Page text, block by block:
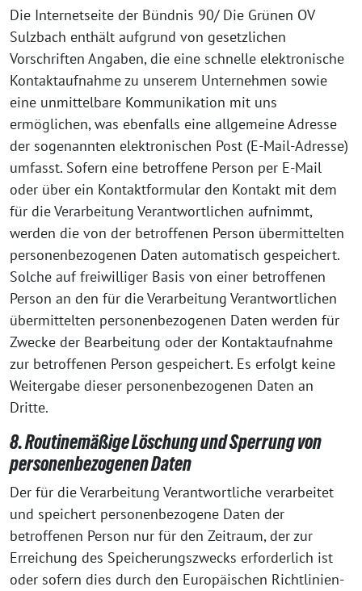
Die Internetseite der Bündnis 90/ Die Grünen OV
Sulzbach enthält aufgrund von gesetzlichen
Vorschriften Angaben, die eine schnelle elektronische
Kontaktaufnahme zu unserem Unternehmen sowie
eine unmittelbare Kommunikation mit uns
ermöglichen, was ebenfalls eine allgemeine Adresse
der sogenannten elektronischen Post (E-Mail-Adresse)
umfasst. Sofern eine betroffene Person per E-Mail
oder über ein Kontaktformular den Kontakt mit dem
für die Verarbeitung Verantwortlichen aufnimmt,
werden die von der betroffenen Person übermittelten
personenbezogenen Daten automatisch gespeichert.
Solche auf freiwilliger Basis von einer betroffenen
Person an den für die Verarbeitung Verantwortlichen
übermittelten personenbezogenen Daten werden für
Zwecke der Bearbeitung oder der Kontaktaufnahme
zur betroffenen Person gespeichert. Es erfolgt keine
Weitergabe dieser personenbezogenen Daten an
Dritte.
8. Routinemäßige Löschung und Sperrung von
personenbezogenen Daten
Der für die Verarbeitung Verantwortliche verarbeitet
und speichert personenbezogene Daten der
betroffenen Person nur für den Zeitraum, der zur
Erreichung des Speicherungszwecks erforderlich ist
oder sofern dies durch den Europäischen Richtlinien-